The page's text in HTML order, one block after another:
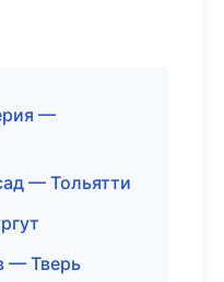
—
— Тольятти
— Тверь